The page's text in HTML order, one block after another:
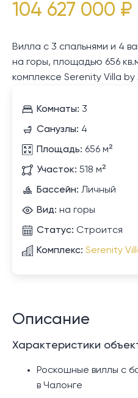
104 627 000 ₽
Вилла с 3 спальнями и 4
на горы, площадью 656
комплексе Serenity Villa by
Комнаты: 3
Санузлы: 4
Площадь: 656 м²
Участок: 518 м²
Бассейн: Личный
Вид: на горы
Статус: Строится
Комплекс: Serenity
Описание
Характеристики
Роскошные виллы с
в Чалонге